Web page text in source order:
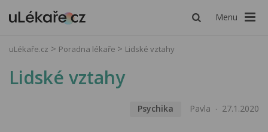
Menu
uLékaře.cz Poradna lékaře Lidské vztahy
Lidské vztahy
Psychika Pavla 27.1.2020